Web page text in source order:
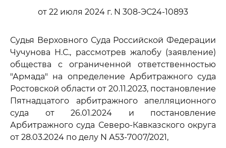
от 22 июля 2024 г. N 308-ЭС24-10893
Судья Верховного Суда Российской Федерации
Чучунова Н.С., рассмотрев жалобу (заявление)
общества с ограниченной ответственностью
"Армада" на определение Арбитражного суда
Ростовской области от 20.11.2023, постановление
Пятнадцатого арбитражного апелляционного
суда от 26.01.2024 и постановление
Арбитражного суда Северо-Кавказского округа
от 28.03.2024 по делу N А53-7007/2021,